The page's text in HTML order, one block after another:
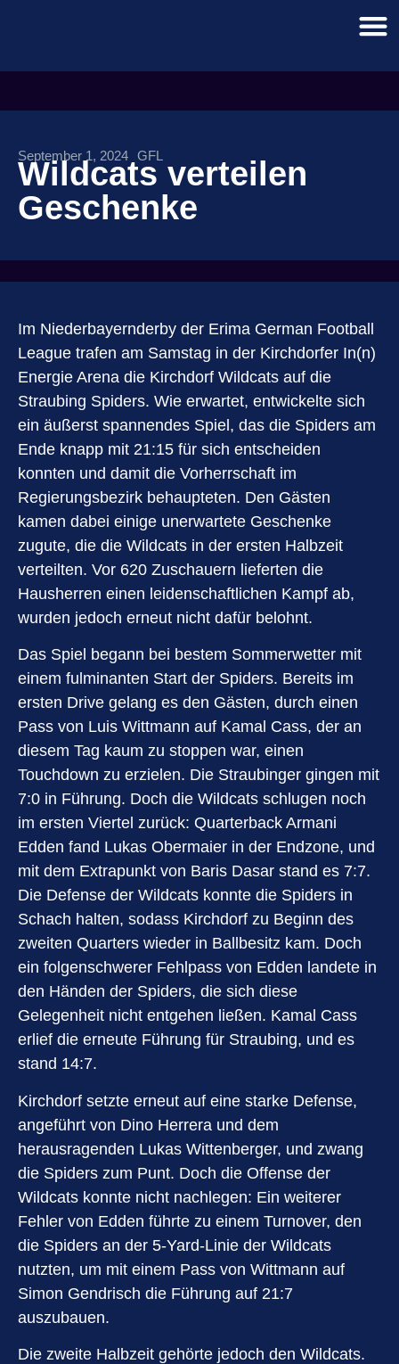
September 1, 2024 GFL
Wildcats verteilen
Geschenke
Im Niederbayernderby der Erima German Football
League trafen am Samstag in der Kirchdorfer In(n)
Energie Arena die Kirchdorf Wildcats auf die
Straubing Spiders. Wie erwartet, entwickelte sich
ein äußerst spannendes Spiel, das die Spiders am
Ende knapp mit 21:15 für sich entscheiden
konnten und damit die Vorherrschaft im
Regierungsbezirk behaupteten. Den Gästen
kamen dabei einige unerwartete Geschenke
zugute, die die Wildcats in der ersten Halbzeit
verteilten. Vor 620 Zuschauern lieferten die
Hausherren einen leidenschaftlichen Kampf ab,
wurden jedoch erneut nicht dafür belohnt.
Das Spiel begann bei bestem Sommerwetter mit
einem fulminanten Start der Spiders. Bereits im
ersten Drive gelang es den Gästen, durch einen
Pass von Luis Wittmann auf Kamal Cass, der an
diesem Tag kaum zu stoppen war, einen
Touchdown zu erzielen. Die Straubinger gingen mit
7:0 in Führung. Doch die Wildcats schlugen noch
im ersten Viertel zurück: Quarterback Armani
Edden fand Lukas Obermaier in der Endzone, und
mit dem Extrapunkt von Baris Dasar stand es 7:7.
Die Defense der Wildcats konnte die Spiders in
Schach halten, sodass Kirchdorf zu Beginn des
zweiten Quarters wieder in Ballbesitz kam. Doch
ein folgenschwerer Fehlpass von Edden landete in
den Händen der Spiders, die sich diese
Gelegenheit nicht entgehen ließen. Kamal Cass
erlief die erneute Führung für Straubing, und es
stand 14:7.
Kirchdorf setzte erneut auf eine starke Defense,
angeführt von Dino Herrera und dem
herausragenden Lukas Wittenberger, und zwang
die Spiders zum Punt. Doch die Offense der
Wildcats konnte nicht nachlegen: Ein weiterer
Fehler von Edden führte zu einem Turnover, den
die Spiders an der 5-Yard-Linie der Wildcats
nutzten, um mit einem Pass von Wittmann auf
Simon Gendrisch die Führung auf 21:7
auszubauen.
Die zweite Halbzeit gehörte jedoch den Wildcats.